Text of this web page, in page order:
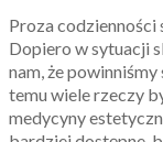
Proza codzienności
Dopiero w sytuacji
nam, że
temu wiele rzeczy
medycyny